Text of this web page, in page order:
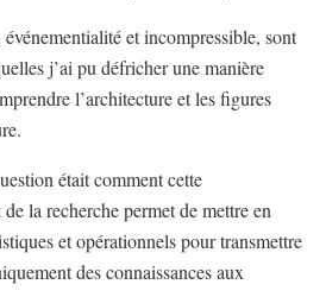
et incompressible, sont
j’ai pu défricher une manière
l’architecture et les figures
était comment cette
la recherche permet de mettre en
et opérationnels pour transmettre
des connaissances aux